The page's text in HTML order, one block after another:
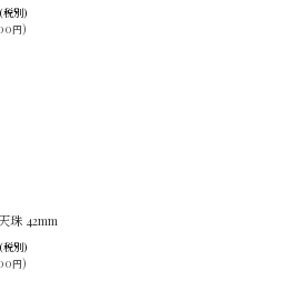
(税別)
円)
珠 42mm
(税別)
円)